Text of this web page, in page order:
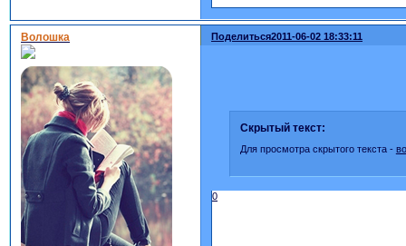
Поделиться2011-06-02 18:33:11
Волошка
Скрытый текст:
Для просмотра скрытого текста -
0